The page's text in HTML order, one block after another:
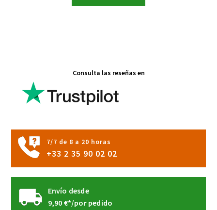
Consulta las reseñas en
7/7 de 8 a 20 horas
+33 2 35 90 02 02
Envío desde
9,90 €*/por pedido